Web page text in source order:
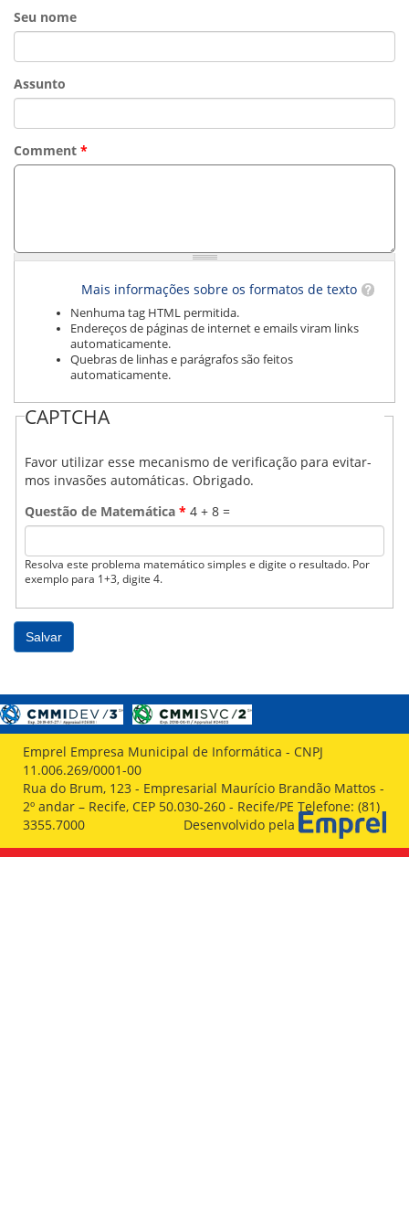
ORIENTAÇÕES TÉCNICAS
SEGURANÇA DA INFORMAÇÃO
CATÁLOGO DE SERVIÇOS DE TIC
PARECERES TÉCNICOS
ORIENTAÇÕES
PUBLICAÇÕES
ATAS E RESOLUÇÕES DO CONSELHO FISCAL
CHAMAMENTOS PÚBLICOS
TERMOS
TRANSPARÊNCIA
CONTATO
Seu nome
Assunto
Comment *
Mais informações sobre os formatos de texto
Nenhuma tag HTML permitida.
Endereços de páginas de internet e emails viram links
automaticamente.
Quebras de linhas e parágrafos são feitos
automaticamente.
CAPTCHA
Favor utilizar esse mecanismo de verificação para evitar-
mos invasões automáticas. Obrigado.
Questão de Matemática * 4 + 8 =
Resolva este problema matemático simples e digite o resultado. Por
exemplo para 1+3, digite 4.
Emprel Empresa Municipal de Informática - CNPJ
11.006.269/0001-00
Rua do Brum, 123 - Empresarial Maurício Brandão Mattos -
2º andar – Recife, CEP 50.030-260 - Recife/PE Telefone: (81)
3355.7000
Desenvolvido pela